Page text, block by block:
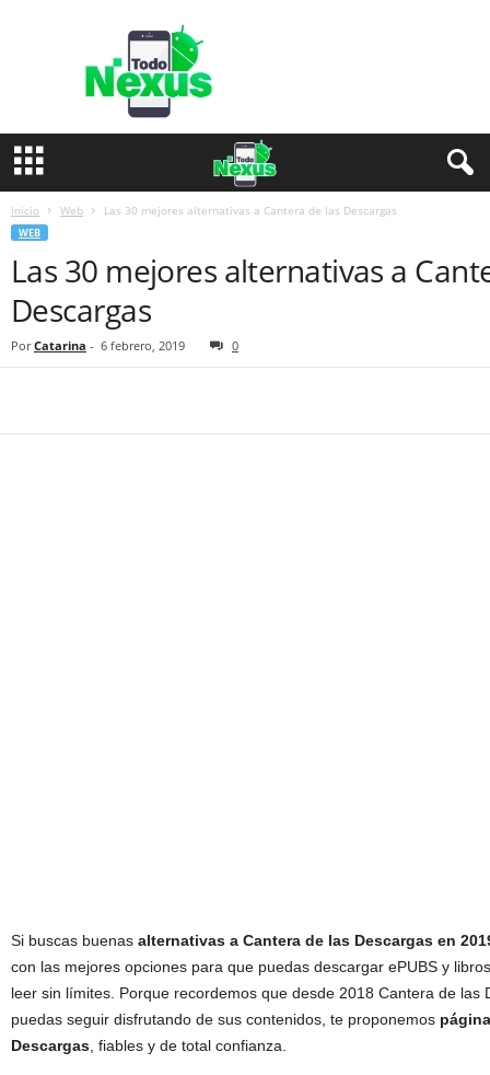
e
Inicio Web Las 30 mejores alternativas a Cantera de las Descargas
WEB
Las 30 mejores alternativas a
Descargas
Por Catarina - 6 febrero, 2019 0
Si buscas buenas alternativas a Cantera de las Descargas en
con las mejores opciones para que puedas descargar ePUBS y
leer sin límites. Porque recordemos que desde 2018 Cantera de las
puedas seguir disfrutando de sus contenidos, te proponemos
Descargas , fiables y de total confianza.